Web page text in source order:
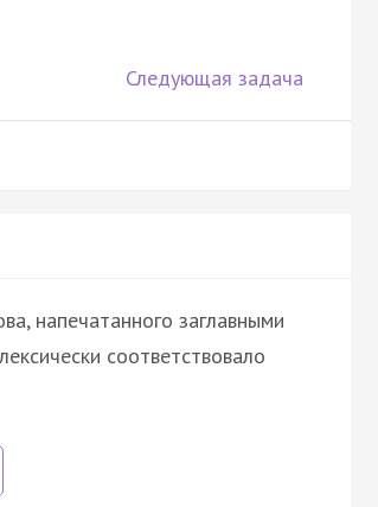
Следующая задача
напечатанного заглавными
соответствовало